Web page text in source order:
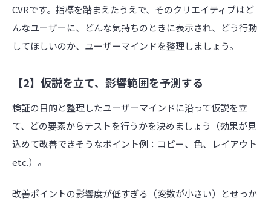
CVRです。指標を踏まえたうえで、そのクリエイティブはど
んなユーザーに、どんな気持ちのときに表示され、どう行動
してほしいのか、ユーザーマインドを整理しましょう。
【2】仮説を立て、影響範囲を予測する
検証の目的と整理したユーザーマインドに沿って仮説を立
て、どの要素からテストを行うかを決めましょう（効果が見
込めて改善できそうなポイント例：コピー、色、レイアウト
etc.）。
改善ポイントの影響度が低すぎる（変数が小さい）とせっか